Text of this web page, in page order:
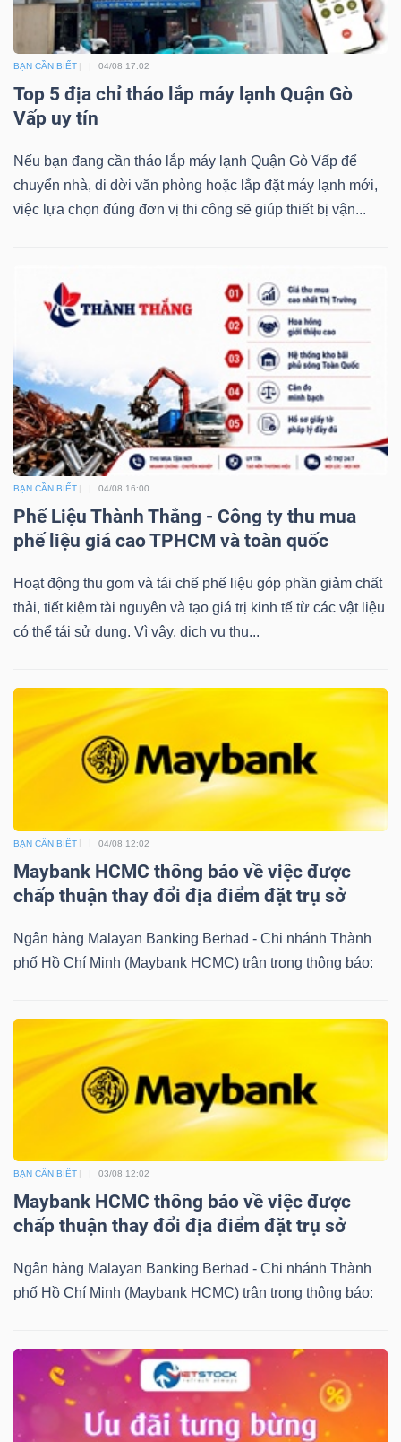
BẠN CẦN BIẾT 04/08 17:02
Top 5 địa chỉ tháo lắp máy lạnh Quận Gò
Vấp uy tín
Nếu bạn đang cần tháo lắp máy lạnh Quận Gò Vấp để
chuyển nhà, di dời văn phòng hoặc lắp đặt máy lạnh mới,
việc lựa chọn đúng đơn vị thi công sẽ giúp thiết bị vận...
BẠN CẦN BIẾT 04/08 16:00
Phế Liệu Thành Thắng - Công ty thu mua
phế liệu giá cao TPHCM và toàn quốc
Hoạt động thu gom và tái chế phế liệu góp phần giảm chất
thải, tiết kiệm tài nguyên và tạo giá trị kinh tế từ các vật liệu
có thể tái sử dụng. Vì vậy, dịch vụ thu...
BẠN CẦN BIẾT 04/08 12:02
Maybank HCMC thông báo về việc được
chấp thuận thay đổi địa điểm đặt trụ sở
Ngân hàng Malayan Banking Berhad - Chi nhánh Thành
phố Hồ Chí Minh (Maybank HCMC) trân trọng thông báo:
BẠN CẦN BIẾT 03/08 12:02
Maybank HCMC thông báo về việc được
chấp thuận thay đổi địa điểm đặt trụ sở
Ngân hàng Malayan Banking Berhad - Chi nhánh Thành
phố Hồ Chí Minh (Maybank HCMC) trân trọng thông báo: